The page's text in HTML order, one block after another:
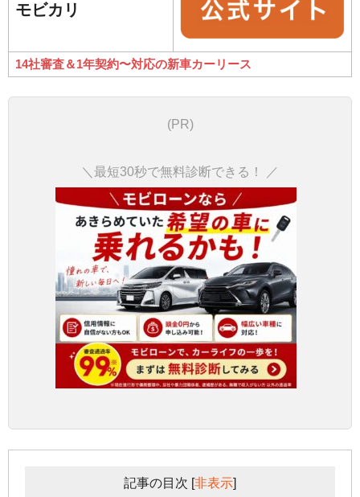
モビカリ
14社審査＆1年契約〜対応の新車カーリース
(PR)
＼最短30秒で無料診断できる！ ／
記事の目次 [非表示]